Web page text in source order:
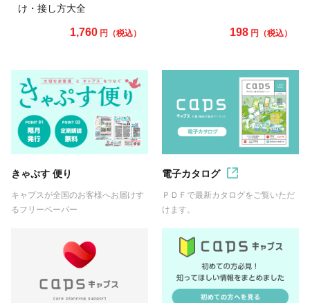
け・接し方大全
1,760円（税込） 198 円（税込）
きゃぷす 便り
キャプスが全国のお客様へお届けす
るフリーペーパー
電子カタログ
ＰＤＦで最新カタログをご覧いただ
けます。